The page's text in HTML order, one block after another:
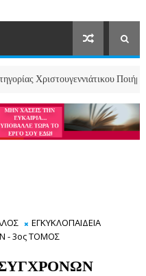
Ποιήματος- 2ος
ΕΓΚΥΚΛΟΠΑΙΔΕΙΑ
- 3ος ΤΟΜΟΣ